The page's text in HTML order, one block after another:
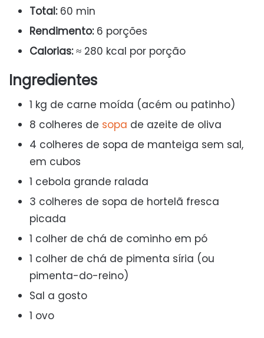
Total:60 min
Rendimento:6 porções
Calorias:≈ 280 kcal por porção
Ingredientes
1 kg de carne moída (acém ou patinho)
8 colheres de sopa de azeite de oliva
4 colheres de sopa de manteiga sem sal,
em cubos
1 cebola grande ralada
3 colheres de sopa de hortelã fresca
picada
1 colher de chá de cominho em pó
1 colher de chá de pimenta síria (ou
pimenta-do-reino)
Sal a gosto
1 ovo